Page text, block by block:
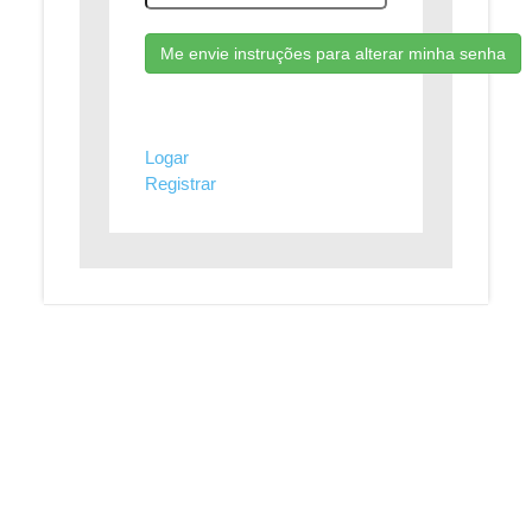
Me envie instruções para alterar minha senha
Logar
Registrar